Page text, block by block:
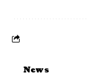
News